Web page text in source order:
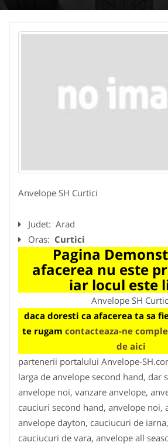
Anvelope SH Curtici
Judet: Arad
Oras: Curtici
Pagina
afacerea nu este
iar locul este
Anvelope SH
daca doresti ca afacerea ta sa
te rugam contacteaza-ne
de aici
partenerii portalului Anvelope-
larga de anvelope second hand, dar
anvelope noi, vanzare anvelope,
cauciuri second hand, anvelope noi,
anvelope dayton, cauciucuri de
cauciucuri de vara, anvelope all